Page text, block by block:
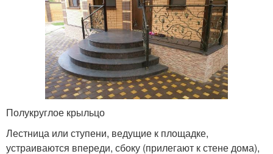
Полукруглое крыльцо
Лестница или ступени, ведущие к площадке,
устраиваются впереди, сбоку (прилегают к стене дома),